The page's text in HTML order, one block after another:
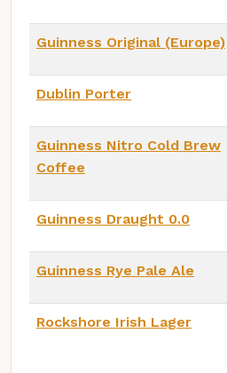
Guinness Original (Europe)
Dublin Porter
Guinness Nitro Cold Brew
Coffee
Guinness Draught 0.0
Guinness Rye Pale Ale
Rockshore Irish Lager